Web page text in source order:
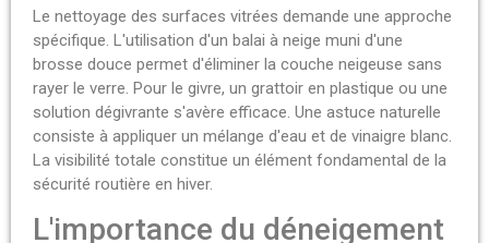
Le nettoyage des surfaces vitrées demande une approche
spécifique. L'utilisation d'un balai à neige muni d'une
brosse douce permet d'éliminer la couche neigeuse sans
rayer le verre. Pour le givre, un grattoir en plastique ou une
solution dégivrante s'avère efficace. Une astuce naturelle
consiste à appliquer un mélange d'eau et de vinaigre blanc.
La visibilité totale constitue un élément fondamental de la
sécurité routière en hiver.
L'importance du déneigement